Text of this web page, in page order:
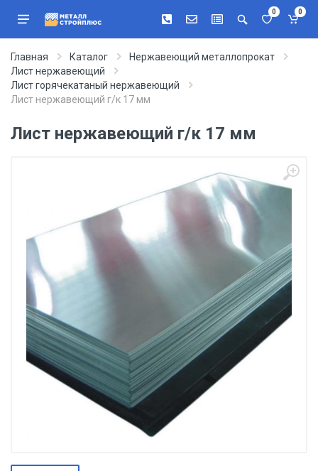
0 0
Главная Каталог
Нержавеющий металлопрокат
Лист нержавеющий
Лист горячекатаный нержавеющий
Лист нержавеющий г/к 17 мм
Лист нержавеющий г/к 17 мм